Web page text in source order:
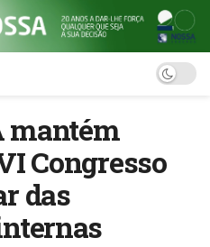
mantém
Congresso
das